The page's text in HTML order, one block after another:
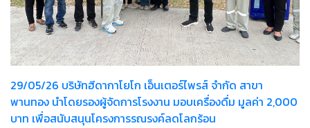
29/05/26 บริษัทฮีดากาโยโก เอ็นเตอร์ไพรส์ จำกัด สาขา
พานทอง นำโดยรองผู้จัดการโรงงาน มอบเครื่องดื่ม มูลค่า 2,000
บาท เพื่อสนับสนุนโครงการรณรงค์ลดโลกร้อน